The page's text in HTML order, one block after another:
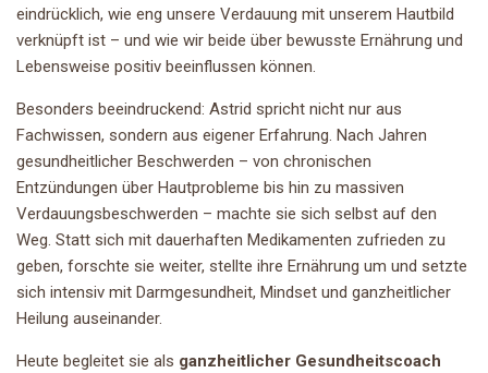
eindrücklich, wie eng unsere Verdauung mit unserem Hautbild
verknüpft ist – und wie wir beide über bewusste Ernährung und
Lebensweise positiv beeinflussen können.
Besonders beeindruckend: Astrid spricht nicht nur aus
Fachwissen, sondern aus eigener Erfahrung. Nach Jahren
gesundheitlicher Beschwerden – von chronischen
Entzündungen über Hautprobleme bis hin zu massiven
Verdauungsbeschwerden – machte sie sich selbst auf den
Weg. Statt sich mit dauerhaften Medikamenten zufrieden zu
geben, forschte sie weiter, stellte ihre Ernährung um und setzte
sich intensiv mit Darmgesundheit, Mindset und ganzheitlicher
Heilung auseinander.
Heute begleitet sie als ganzheitlicher Gesundheitscoach